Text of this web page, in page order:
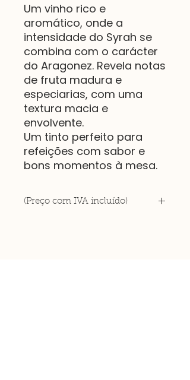
Um vinho rico e
aromático, onde a
intensidade do Syrah se
combina com o carácter
do Aragonez. Revela notas
de fruta madura e
especiarias, com uma
textura macia e
envolvente.
Um tinto perfeito para
refeições com sabor e
bons momentos à mesa.
(Preço com IVA incluído)